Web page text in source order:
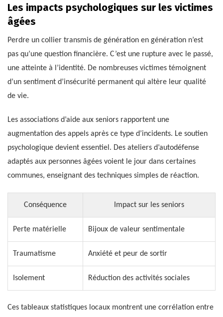
Les impacts psychologiques sur les victimes
âgées
Perdre un collier transmis de génération en génération n’est
pas qu’une question financière. C’est une rupture avec le passé,
une atteinte à l’identité. De nombreuses victimes témoignent
d’un sentiment d’insécurité permanent qui altère leur qualité
de vie.
Les associations d’aide aux seniors rapportent une
augmentation des appels après ce type d’incidents. Le soutien
psychologique devient essentiel. Des ateliers d’autodéfense
adaptés aux personnes âgées voient le jour dans certaines
communes, enseignant des techniques simples de réaction.
Conséquence Impact sur les seniors
Perte matérielle Bijoux de valeur sentimentale
Traumatisme Anxiété et peur de sortir
Isolement Réduction des activités sociales
Ces tableaux statistiques locaux montrent une corrélation entre